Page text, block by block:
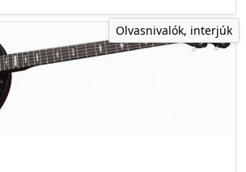
Olvasnivalók, interjúk